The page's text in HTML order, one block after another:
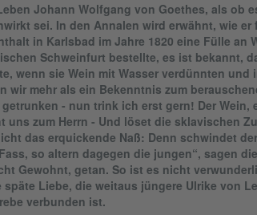
Johann Wolfgang von Goethes, als ob
sei. In den Annalen wird erwähnt, wie er
in Karlsbad im Jahre 1820 eine Fülle an
Schweinfurt bestellte, es ist bekannt,
wenn sie Wein mit Wasser verdünnten und
wir mehr als ein Bekenntnis zum
getrunken - nun trink ich erst gern! Der Wein,
uns zum Herrn - Und löset die sklavischen
das erquickende Naß: Denn schwindet
so altern dagegen die jungen“, sagen
Gewohnt, getan. So ist es nicht
späte Liebe, die weitaus jüngere Ulrike von
verbunden ist.